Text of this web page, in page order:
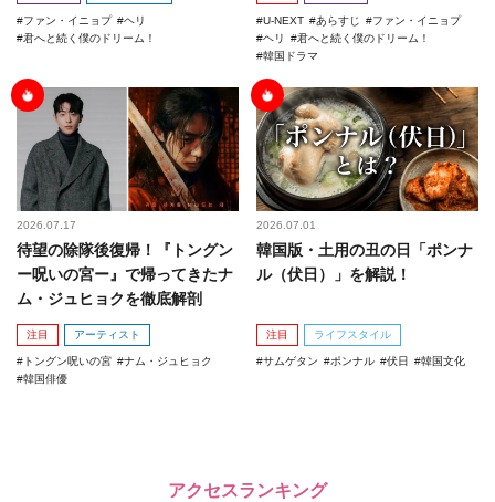
ファン・イニョプ
ヘリ
君へと続く僕のドリーム！
U-NEXT あらすじ
ファン・イニョプ
ヘリ
君へと続く僕のドリーム！
韓国ドラマ
2026.07.17
待望の除隊後復帰！『トングン
ー呪いの宮ー』で帰ってきたナ
ム・ジュヒョクを徹底解剖
注目 アーティスト
トングン呪いの宮
ナム・ジュヒョク
韓国俳優
2026.07.01
韓国版・土用の丑の日「ポンナ
ル（伏日）」を解説！
注目 ライフスタイル
サムゲタン ポンナル 伏日 韓国文化
アクセスランキング